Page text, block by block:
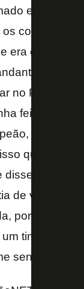
e dá uma
era o
deu
no
feito com o
porque
que tem
disse “eu não
de voltar a
porque é
time
senti